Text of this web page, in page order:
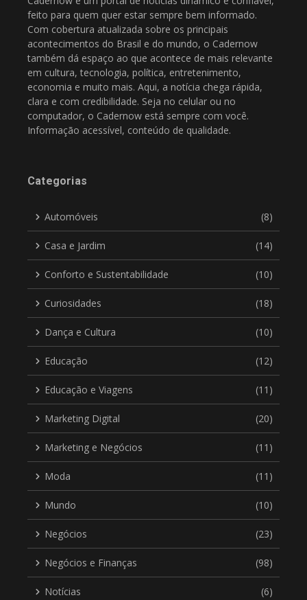
feito para quem quer estar sempre bem informado.
Com cobertura atualizada sobre os principais
acontecimentos do Brasil e do mundo, o Cadernow
também dá espaço ao que acontece de mais relevante
em cultura, tecnologia, política, entretenimento,
economia e muito mais. Aqui, a notícia chega rápida,
clara e com credibilidade. Seja no celular ou no
computador, o Cadernow está sempre com você.
Informação acessível, conteúdo de qualidade.
Categorias
Automóveis (8)
Casa e Jardim (14)
Conforto e Sustentabilidade (10)
Curiosidades (18)
Dança e Cultura (10)
Educação (12)
Educação e Viagens (11)
Marketing Digital (20)
Marketing e Negócios (11)
Moda (11)
Mundo (10)
Negócios (23)
Negócios e Finanças (98)
Notícias (6)